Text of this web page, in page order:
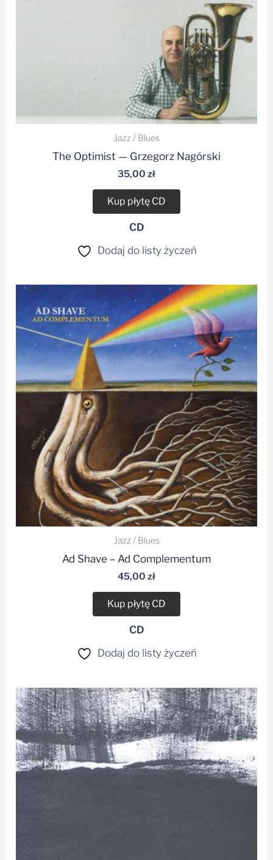
Jazz / Blues
The Optimist — Grzegorz Nagórski
35,00 zł
Kup płytę CD
CD
Dodaj do listy życzeń
Jazz / Blues
Ad Shave – Ad Complementum
45,00 zł
Kup płytę CD
CD
Dodaj do listy życzeń